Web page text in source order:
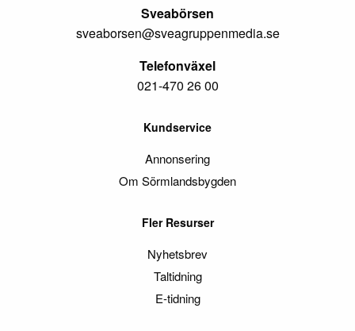
Sveabörsen
sveaborsen@sveagruppenmedia.se
Telefonväxel
021-470 26 00
Kundservice
Annonsering
Om Sörmlandsbygden
Fler Resurser
Nyhetsbrev
Taltidning
E-tidning